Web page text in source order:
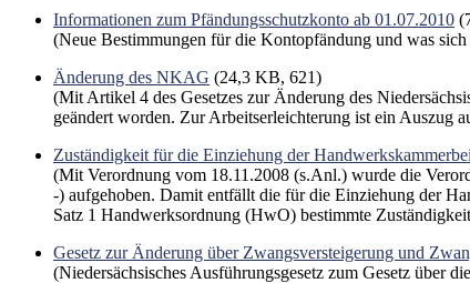
Informationen zum Pfändungsschutzkonto ab 01.07.2010
(Neue Bestimmungen für die Kontopfändung und was
Änderung des NKAG (24,3 KB, 621)
(Mit Artikel 4 des Gesetzes zur Änderung des
geändert worden. Zur Arbeitserleichterung ist ein Auszug
Zuständigkeit für die Einziehung der
(Mit Verordnung vom 18.11.2008 (s.Anl.) wurde die
-) aufgehoben. Damit entfällt die für die Einziehung der
Satz 1 Handwerksordnung (HwO) bestimmte
Gesetz zur Änderung über Zwangsversteigerung und
(Niedersächsisches Ausführungsgesetz zum Gesetz